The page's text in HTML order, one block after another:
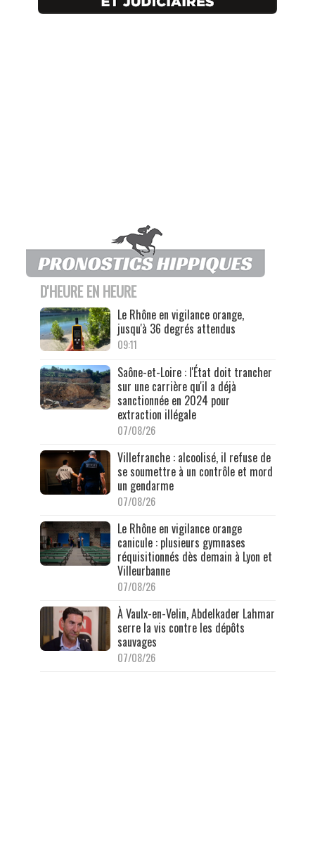
D'HEURE EN HEURE
Le Rhône en vigilance orange,
jusqu'à 36 degrés attendus
09:11
Saône-et-Loire : l'État doit trancher
sur une carrière qu'il a déjà
sanctionnée en 2024 pour
extraction illégale
07/08/26
Villefranche : alcoolisé, il refuse de
se soumettre à un contrôle et mord
un gendarme
07/08/26
Le Rhône en vigilance orange
canicule : plusieurs gymnases
réquisitionnés dès demain à Lyon et
Villeurbanne
07/08/26
À Vaulx-en-Velin, Abdelkader Lahmar
serre la vis contre les dépôts
sauvages
07/08/26